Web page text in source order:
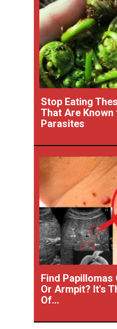
Stop Eating
That Are Known
Parasites
Find Papillomas
Or Armpit? It's
Of...